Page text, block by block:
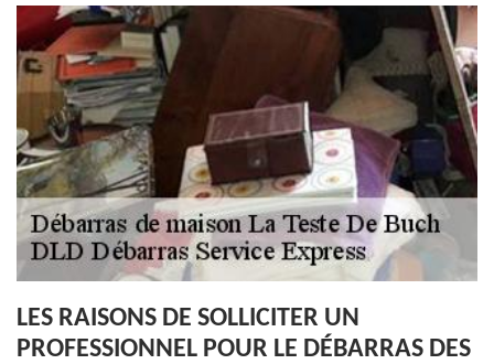
LES RAISONS DE SOLLICITER UN
PROFESSIONNEL POUR LE DÉBARRAS DES